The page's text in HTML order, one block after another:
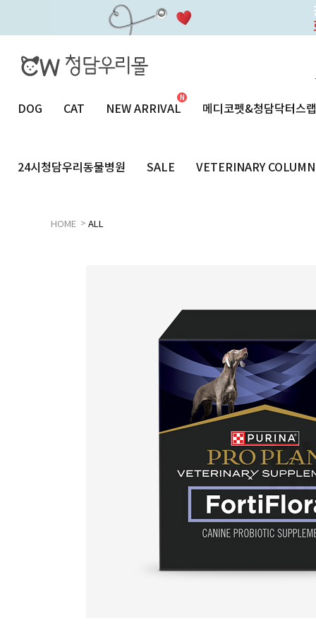
DOG CAT NEW ARRIVAL 메디코펫&청담닥터스랩
24시청담우리동물병원 SALE VETERINARY COLUMN
HOME > ALL